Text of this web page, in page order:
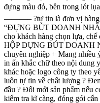
đựng màu đỏ, bên trong lót
———– ?tự tin là đơn vị hàng
“ĐỰNG BÚT DOANH
cho khách hàng chọn lựa, chế
HỘP ĐỰNG BÚT DOANH
chuyên nghiệp + Mang nhiều
in ấn khắc chữ theo nội dung
khác hoặc logo công ty theo
luôn tự tin về chất lượng ?
đầu ? Đổi mới sản phẩm nếu
kiểm tra kĩ càng, đóng gói